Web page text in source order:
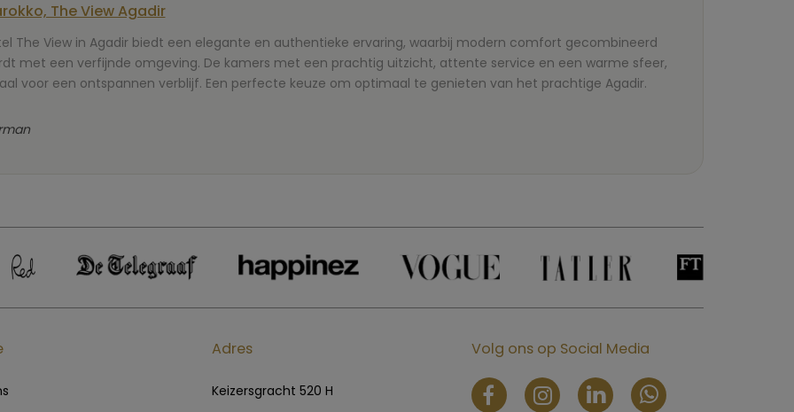
The View Agadir
The View in Agadir biedt een elegante en authentieke ervaring, waarbij modern comfort gecombineerd
met een verfijnde omgeving. De kamers met een prachtig uitzicht, attente service en een warme sfeer,
voor een ontspannen verblijf. Een perfecte keuze om optimaal te genieten van het prachtige Agadir.
Adres
Keizersgracht 520 H
Volg ons op Social Media